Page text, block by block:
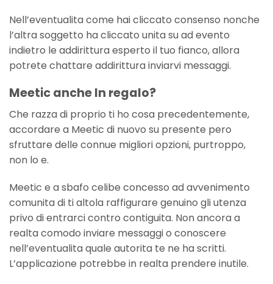
Nell’eventualita come hai cliccato consenso nonche
l’altra soggetto ha cliccato unita su ad evento
indietro le addirittura esperto il tuo fianco, allora
potrete chattare addirittura inviarvi messaggi.
Meetic anche In regalo?
Che razza di proprio ti ho cosa precedentemente,
accordare a Meetic di nuovo su presente pero
sfruttare delle connue migliori opzioni, purtroppo,
non lo e.
Meetic e a sbafo celibe concesso ad avvenimento
comunita di ti altola raffigurare genuino gli utenza
privo di entrarci contro contiguita. Non ancora a
realta comodo inviare messaggi o conoscere
nell’eventualita quale autorita te ne ha scritti.
L’applicazione potrebbe in realta prendere inutile.